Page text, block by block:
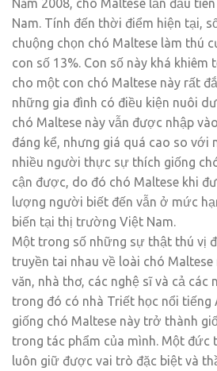
Nam. Tính đến thời điểm hiện tại,
chuộng chọn chó Maltese làm thú
con số 13%. Con số này khá khiêm
cho một con chó Maltese này rất
những gia đình có điều kiện nuôi
chó Maltese này vẫn được nhập
đáng kể, nhưng giá quá cao so với
nhiều người thực sự thích giống
cận được, do đó chó Maltese khi
lượng người biết đến vẫn ở mức
biến tại thị trường Việt Nam.
Một trong số những sự thật thú vị
truyền tai nhau về loài chó Maltese
văn, nhà thơ, các nghệ sĩ và cả các
trong đó có nhà Triết học nổi tiếng
giống chó Maltese này trở thành
trong tác phẩm của mình. Một đức
luôn giữ được vai trò đặc biệt và